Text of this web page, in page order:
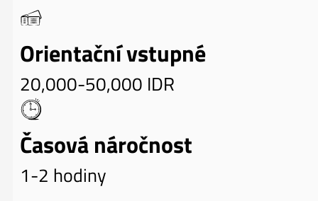
Orientační vstupné
20,000-50,000 IDR
Časová náročnost
1-2 hodiny